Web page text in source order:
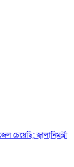
জ্বালানিমন্ত্রী